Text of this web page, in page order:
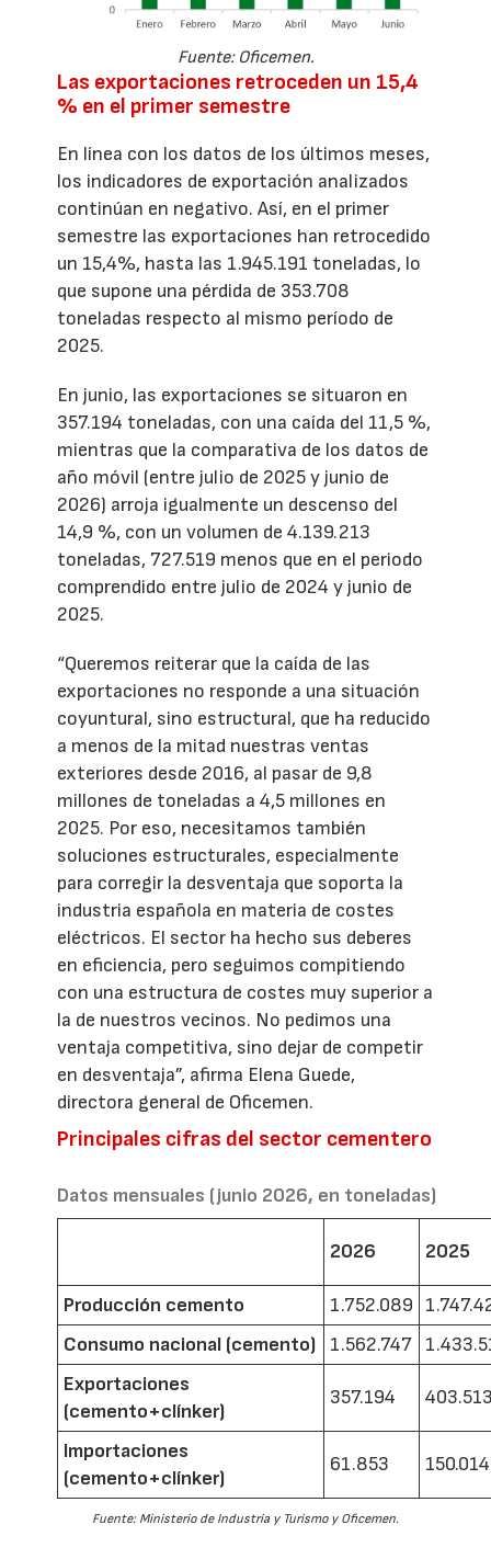
Fuente: Oficemen.
Las exportaciones retroceden un 15,4
% en el primer semestre
En línea con los datos de los últimos meses,
los indicadores de exportación analizados
continúan en negativo. Así, en el primer
semestre las exportaciones han retrocedido
un 15,4%, hasta las 1.945.191 toneladas, lo
que supone una pérdida de 353.708
toneladas respecto al mismo período de
2025.
En junio, las exportaciones se situaron en
357.194 toneladas, con una caída del 11,5 %,
mientras que la comparativa de los datos de
año móvil (entre julio de 2025 y junio de
2026) arroja igualmente un descenso del
14,9 %, con un volumen de 4.139.213
toneladas, 727.519 menos que en el periodo
comprendido entre julio de 2024 y junio de
2025.
“Queremos reiterar que la caída de las
exportaciones no responde a una situación
coyuntural, sino estructural, que ha reducido
a menos de la mitad nuestras ventas
exteriores desde 2016, al pasar de 9,8
millones de toneladas a 4,5 millones en
2025. Por eso, necesitamos también
soluciones estructurales, especialmente
para corregir la desventaja que soporta la
industria española en materia de costes
eléctricos. El sector ha hecho sus deberes
en eficiencia, pero seguimos compitiendo
con una estructura de costes muy superior a
la de nuestros vecinos. No pedimos una
ventaja competitiva, sino dejar de competir
en desventaja”, afirma Elena Guede,
directora general de Oficemen.
Principales cifras del sector cementero
Datos mensuales (junio 2026, en toneladas)
2026 2025
Producción cemento 1.752.089
Consumo nacional (cemento)
1.562.747
Exportaciones
(cemento+clínker)
357.194
Importaciones
(cemento+clínker)
61.853 150.014
Fuente: Ministerio de Industria y Turismo y Oficemen.